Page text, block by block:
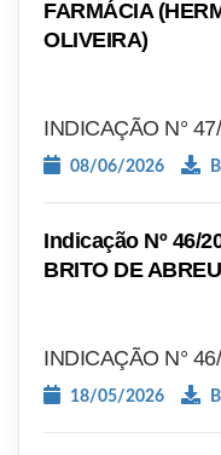
FARMÁCIA
OLIVEIRA)
INDICAÇÃO N°
08/06/2026
Indicação Nº 46/
BRITO DE
INDICAÇÃO N°
18/05/2026